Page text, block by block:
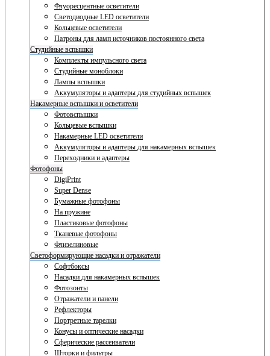
Флуоресцентные осветители
Светодиодные LED осветители
Кольцевые осветители
Патроны для ламп источников постоянного света
Студийные вспышки
Комплекты импульсного света
Студийные моноблоки
Лампы вспышки
Аккумуляторы и адаптеры для студийных вспышек
Накамерные вспышки и осветители
Фотовспышки
Кольцевые вспышки
Накамерные LED осветители
Аккумуляторы и адаптеры для накамерных вспышек
Переходники и адаптеры
Фотофоны
DigiPrint
Super Dense
Бумажные фотофоны
На пружине
Пластиковые фотофоны
Тканевые фотофоны
Флизелиновые
Светоформирующие насадки и отражатели
Софтбоксы
Насадки для накамерных вспышек
Фотозонты
Отражатели и панели
Рефлекторы
Портретные тарелки
Конусы и оптические насадки
Сферические рассеиватели
Шторки и фильтры